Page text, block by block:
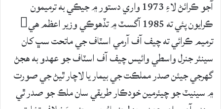
آجو ڪرائڻ لاءِ 1973 واري دستور ۾ جيڪي به ترميمون
ڪرايون پئي ته 1985 آگسٽ ۾ تڏهوڪي وزير اعظم ھي
ترميم ڪرائي ته چيف آف آرمي اسٽاف جي ماتحت سڀ کان
سينئر جنرل واسطي وائيس چيف آف اسٽاف جو عهدو به ھجڻ
گھرجي جيئن صدر مملڪت جي بيمار يا لاچار ٿيڻ جي صورت
۾ سينيٽ جو چيئرمين خودڪار طريقي سان ملڪ جو صدر ٿي